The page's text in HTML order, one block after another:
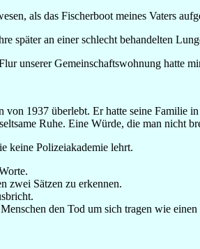
als das Fischerboot meines Vaters
später an einer schlecht behandelten
unserer Gemeinschaftswohnung hatte
von 1937 überlebt. Er hatte seine Familie
Ruhe. Eine Würde, die man nicht
keine Polizeiakademie lehrt.
zwei Sätzen zu erkennen.
den Tod um sich tragen wie